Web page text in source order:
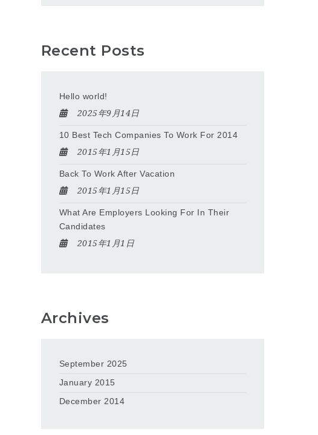
Recent Posts
Hello world!
2025年9月14日
10 Best Tech Companies To Work For 2014
2015年1月15日
Back To Work After Vacation
2015年1月15日
What Are Employers Looking For In Their
Candidates
2015年1月1日
Archives
September 2025
January 2015
December 2014